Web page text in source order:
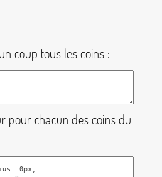
coup tous les coins :
pour chacun des coins du